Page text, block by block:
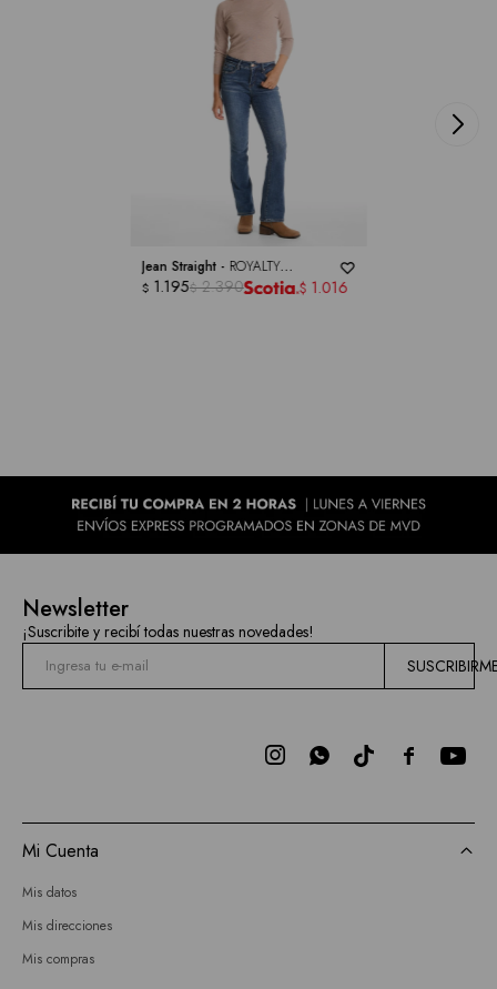
Jean Straight - ROYALTY
COLLECTION
$ 1.195$ 2.390 $ 1.016
Newsletter
¡Suscribite y recibí todas nuestras novedades!

 
Mi Cuenta
Mis datos
Mis direcciones
Mis compras